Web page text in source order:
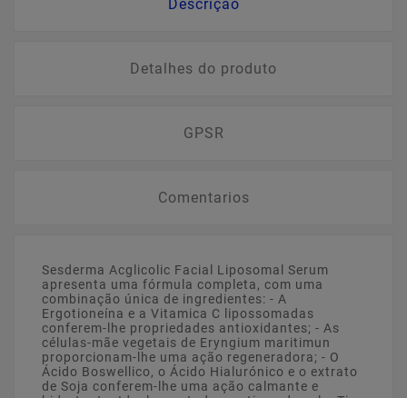
Descrição
Detalhes do produto
GPSR
Comentarios
Sesderma Acglicolic Facial Liposomal Serum
apresenta uma fórmula completa, com uma
combinação única de ingredientes: - A
Ergotioneína e a Vitamica C lipossomadas
conferem-lhe propriedades antioxidantes; - As
células-mãe vegetais de Eryngium maritimun
proporcionam-lhe uma ação regeneradora; - O
Ácido Boswellico, o Ácido Hialurónico e o extrato
de Soja conferem-lhe uma ação calmante e